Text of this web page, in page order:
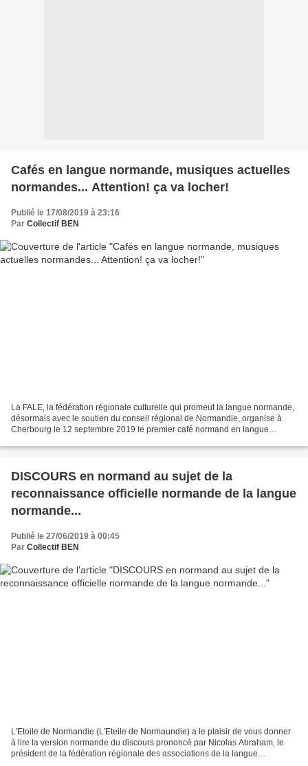
Cafés en langue normande, musiques actuelles
normandes... Attention! ça va locher!
Publié le 17/08/2019 à 23:16
Par Collectif BEN
La FALE, la fédération régionale culturelle qui promeut la langue normande,
désormais avec le soutien du conseil régional de Normandie, organise à
Cherbourg le 12 septembre 2019 le premier café normand en langue
DISCOURS en normand au sujet de la
reconnaissance officielle normande de la langue
normande...
Publié le 27/06/2019 à 00:45
Par Collectif BEN
L'Etoile de Normandie (L'Eteile de Normaundie) a le plaisir de vous donner
à lire la version normande du discours prononcé par Nicolas Abraham, le
président de la fédération régionale des associations de la langue